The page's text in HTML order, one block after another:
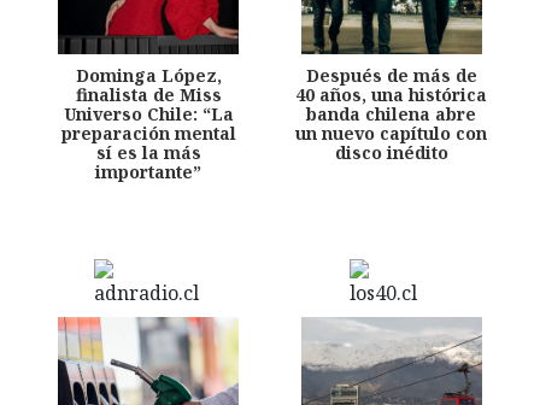
Dominga López,
finalista de Miss
Universo Chile: “La
preparación mental
sí es la más
importante”
Después de más de
40 años, una histórica
banda chilena abre
un nuevo capítulo con
disco inédito